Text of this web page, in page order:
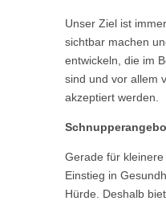
Unser Ziel ist
sichtbar machen
entwickeln, die im
sind und vor allem
akzeptiert werden.
Gerade für
Einstieg in
Hürde. Deshalb